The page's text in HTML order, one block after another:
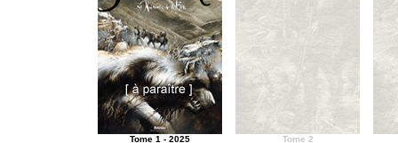
Tome 1 - 2025 Tome 2